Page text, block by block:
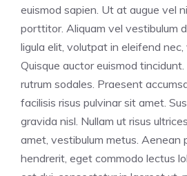
euismod sapien. Ut at augue vel
porttitor. Aliquam vel vestibulum
ligula elit, volutpat in eleifend nec,
Quisque auctor euismod
rutrum sodales. Praesent
facilisis risus pulvinar sit amet.
gravida nisl. Nullam ut risus
amet, vestibulum metus. Aenean
hendrerit, eget commodo lectus